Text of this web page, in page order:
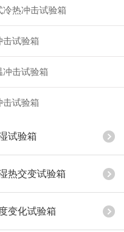
冷热冲击试验箱
击试验箱
冲击试验箱
击试验箱
试验箱
热交变试验箱
变化试验箱